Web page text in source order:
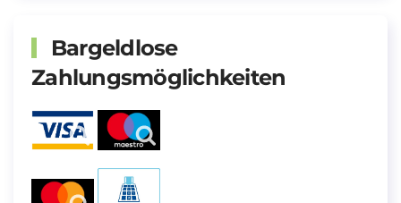
Bargeldlose
Zahlungsmöglichkeiten